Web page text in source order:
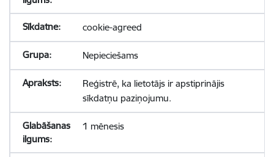
cookie-agreed
Nepieciešams
Reģistrē, ka lietotājs ir apstiprinājis
sīkdatņu paziņojumu.
1 mēnesis